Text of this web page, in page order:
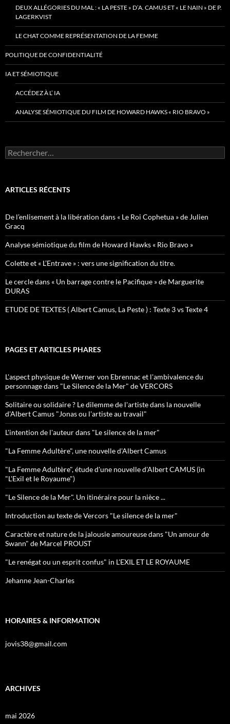
DEUX ALLÉGORIES DU MAL : « LA PESTE » D’A. CAMUS ET « LE NAIN » DE P.
LAGERKVIST
LE CHAT COMME REPRÉSENTATION DE LA FEMME
POLITIQUE DE CONFIDENTIALITÉ
IA ET SÉMIOTIQUE
ACCÉDEZ À L’ IA
ANALYSE SÉMIOTIQUE DU FILM DE HOWARD HAWKS « RIO BRAVO »
Rechercher :
ARTICLES RÉCENTS
De l’enlisement à la libération dans « Le Roi Cophetua » de Julien
Gracq
Analyse sémiotique du film de Howard Hawks « Rio Bravo »
Colette et « L’Entrave » : vers une signification du titre.
Le cercle dans « Un barrage contre le Pacifique » de Marguerite
DURAS
ETUDE DE TEXTES ( Albert Camus, La Peste ) : Texte 3 vs Texte 4
PAGES ET ARTICLES PHARES
L'aspect physique de Werner von Ebrennac et l'ambivalence du
personnage dans "Le Silence de la Mer" de VERCORS
Solitaire ou solidaire ? Le dilemme de l'artiste dans la nouvelle
d'Albert Camus "Jonas ou l'artiste au travail"
L'intention de l'auteur dans "Le silence de la mer"
"La Femme Adultère", une nouvelle d'Albert Camus
"La Femme Adultère", étude d'une nouvelle d'Albert CAMUS (in
"L'Exil et le Royaume")
"Le Silence de la Mer". Un itinéraire pour la nièce ...
Introduction au texte de Vercors "Le silence de la mer"
Caractère et nature de la jalousie amoureuse dans "Un amour de
Swann" de Marcel PROUST
"Le renégat ou un esprit confus" in L'EXIL ET LE ROYAUME
Jehanne Jean-Charles
HORAIRES & INFORMATION
jovis38@gmail.com
ARCHIVES
mai 2026